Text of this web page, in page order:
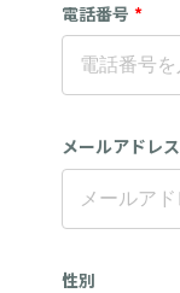
電話番号 *
メールアドレス
性別